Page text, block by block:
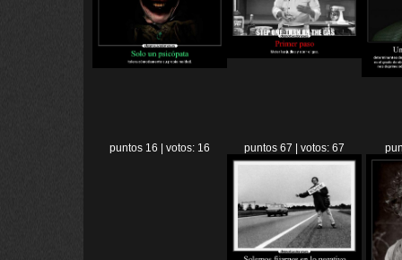
puntos 16 | votos: 16 puntos 67 | votos: 67